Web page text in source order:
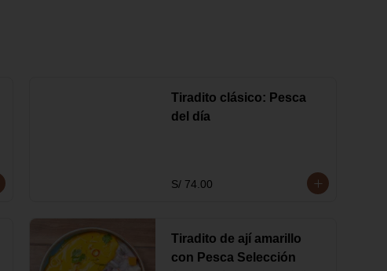
Tiradito clásico: Pesca
del día
S/ 74.00
Tiradito de ají amarillo
con Pesca Selección